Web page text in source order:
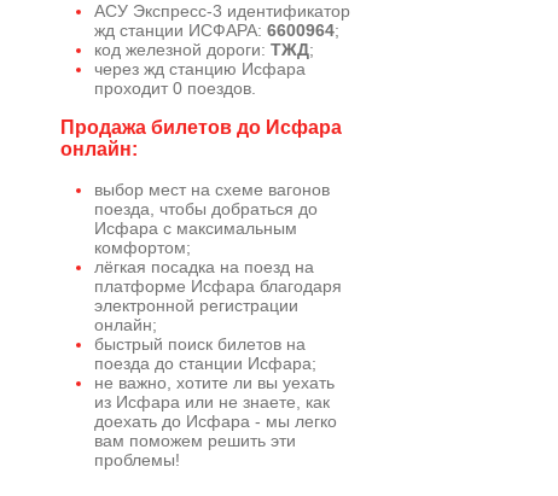
АСУ Экспресс-3 идентификатор
жд станции ИСФАРА: 6600964;
код железной дороги: ТЖД;
через жд станцию Исфара
проходит 0 поездов.
Продажа билетов до Исфара
онлайн:
выбор мест на схеме вагонов
поезда, чтобы добраться до
Исфара с максимальным
комфортом;
лёгкая посадка на поезд на
платформе Исфара благодаря
электронной регистрации
онлайн;
быстрый поиск билетов на
поезда до станции Исфара;
не важно, хотите ли вы уехать
из Исфара или не знаете, как
доехать до Исфара - мы легко
вам поможем решить эти
проблемы!